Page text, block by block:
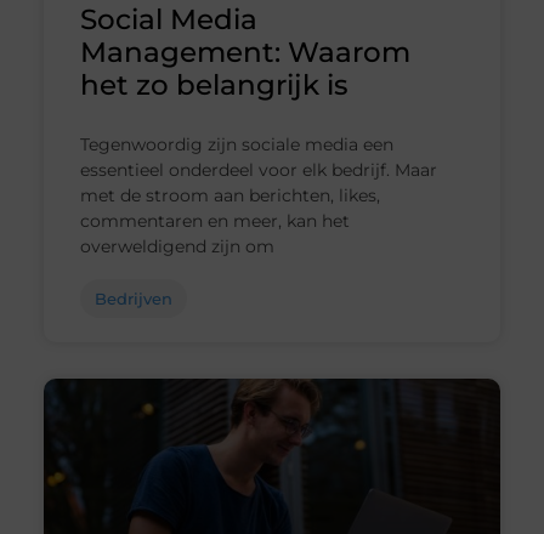
Social Media
Management: Waarom
het zo belangrijk is
Tegenwoordig zijn sociale media een
essentieel onderdeel voor elk bedrijf. Maar
met de stroom aan berichten, likes,
commentaren en meer, kan het
overweldigend zijn om
Bedrijven